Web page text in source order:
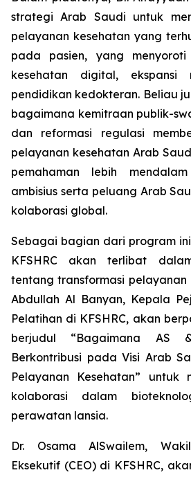
strategi Arab Saudi untuk
pelayanan kesehatan yang
pada pasien, yang
kesehatan digital,
pendidikan kedokteran. Beliau
bagaimana kemitraan publik-
dan reformasi regulasi
pelayanan kesehatan Arab
pemahaman lebih
ambisius serta peluang Arab
kolaborasi global.
Sebagai bagian dari program
KFSHRC akan terlibat
tentang transformasi pelayanan
Abdullah Al Banyan, Kepala
Pelatihan di KFSHRC, akan
berjudul “Bagaimana AS
Berkontribusi pada Visi Arab
Pelayanan Kesehatan” untuk
kolaborasi dalam
perawatan lansia.
Dr. Osama AlSwailem,
Eksekutif (CEO) di KFSHRC,